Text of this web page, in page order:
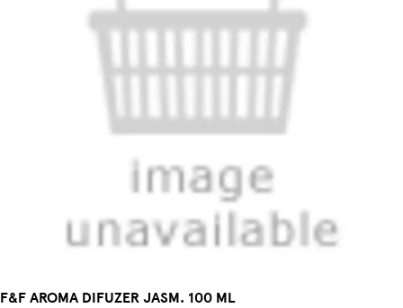
F&F AROMA DIFUZER JASM. 100 ML